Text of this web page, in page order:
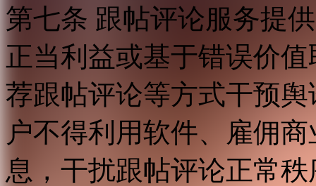
第七条 跟帖评论服务提
正当利益或基于错误价
荐跟帖评论等方式干预
户不得利用软件、雇佣
息，干扰跟帖评论正常